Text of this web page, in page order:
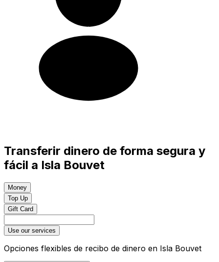
Transferir dinero de forma segura y
fácil a Isla Bouvet
Money
Top Up
Gift Card
Use our services
Opciones flexibles de recibo de dinero en Isla Bouvet